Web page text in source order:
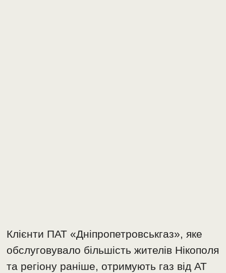
Клієнти ПАТ «Дніпропетровськгаз», яке
обслуговувало більшість жителів Нікополя
та регіону раніше, отримують газ від АТ